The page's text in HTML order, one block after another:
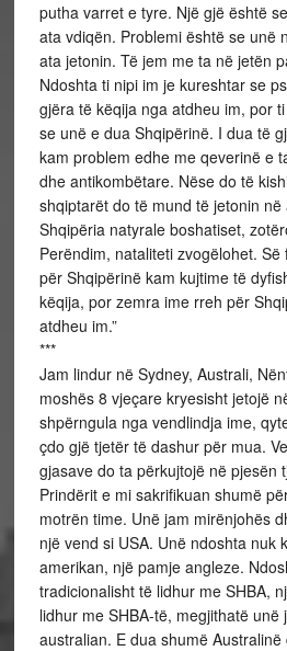
putha varret e tyre. Një gjë është
ata vdiqën. Problemi është se unë
ata jetonin. Të jem me ta në jetën
Ndoshta ti nipi im je kureshtar se
gjëra të këqija nga atdheu im, por
se unë e dua Shqipërinë. I dua të
kam problem edhe me qeverinë e
dhe antikombëtare. Nëse do të
shqiptarët do të mund të jetonin në
Shqipëria natyrale boshatiset,
Perëndim, nataliteti zvogëlohet.
për Shqipërinë kam kujtime të
këqija, por zemra ime rreh për
atdheu im.”
***
Jam lindur në Sydney, Australi,
moshës 8 vjeçare kryesisht jetojë
shpërngula nga vendlindja ime,
çdo gjë tjetër të dashur për mua.
gjasave do ta përkujtojë në pjesën
Prindërit e mi sakrifikuan shumë
motrën time. Unë jam mirënjohës
një vend si USA. Unë ndoshta nuk
amerikan, një pamje angleze.
tradicionalisht të lidhur me SHBA,
lidhur me SHBA-të, megjithatë
australian. E dua shumë